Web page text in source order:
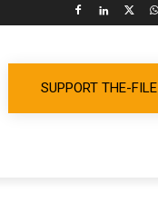
SUPPORT THE-FILE